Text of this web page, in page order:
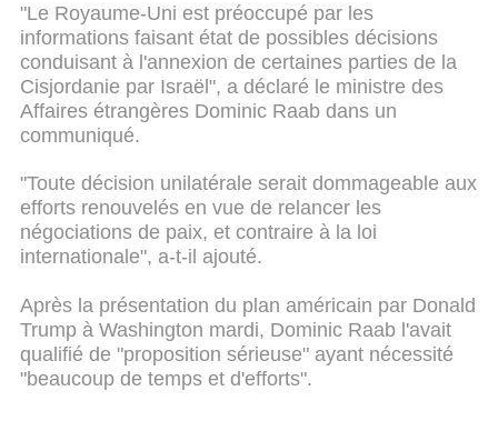
"Le Royaume-Uni est préoccupé par les
informations faisant état de possibles décisions
conduisant à l'annexion de certaines parties de la
Cisjordanie par Israël", a déclaré le ministre des
Affaires étrangères Dominic Raab dans un
communiqué.
"Toute décision unilatérale serait dommageable aux
efforts renouvelés en vue de relancer les
négociations de paix, et contraire à la loi
internationale", a-t-il ajouté.
Après la présentation du plan américain par Donald
Trump à Washington mardi, Dominic Raab l'avait
qualifié de "proposition sérieuse" ayant nécessité
"beaucoup de temps et d'efforts".